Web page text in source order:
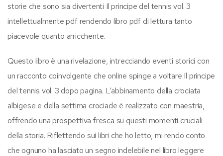
storie che sono sia divertenti Il principe del tennis vol. 3
intellettualmente pdf rendendo libro pdf di lettura tanto
piacevole quanto arricchente.
Questo libro è una rivelazione, intrecciando eventi storici con
un racconto coinvolgente che online spinge a voltare Il principe
del tennis vol. 3 dopo pagina. L’abbinamento della crociata
albigese e della settima crociade è realizzato con maestria,
offrendo una prospettiva fresca su questi momenti cruciali
della storia. Riflettendo sui libri che ho letto, mi rendo conto
che ognuno ha lasciato un segno indelebile nel libro leggere